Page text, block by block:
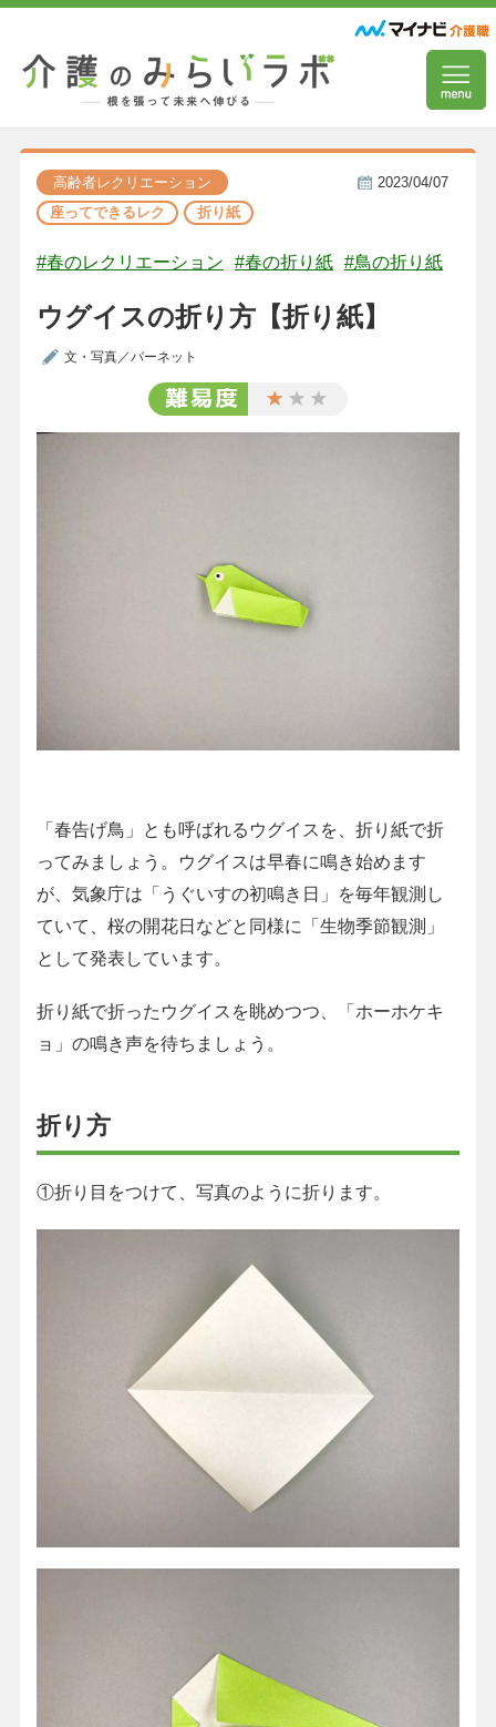
高齢者レクリエーション
座ってできるレク
折り紙
2023/04/07
#春のレクリエーション #春の折り紙 #鳥の折り紙
ウグイスの折り方【折り紙】
文・写真／バーネット
「春告げ鳥」とも呼ばれるウグイスを、折り紙で折
ってみましょう。ウグイスは早春に鳴き始めます
が、気象庁は「うぐいすの初鳴き日」を毎年観測し
ていて、桜の開花日などと同様に「生物季節観測」
として発表しています。
折り紙で折ったウグイスを眺めつつ、「ホーホケキ
ョ」の鳴き声を待ちましょう。
折り方
①折り目をつけて、写真のように折ります。